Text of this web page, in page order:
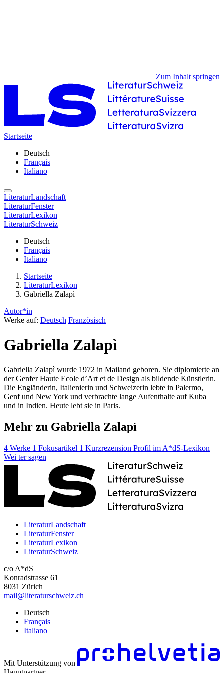
Zum Inhalt springen
Startseite
Deutsch
Français
Italiano
LiteraturLandschaft
LiteraturFenster
LiteraturLexikon
LiteraturSchweiz
Deutsch
Français
Italiano
Startseite
LiteraturLexikon
Gabriella Zalapì
Autor*in
Werke auf: Deutsch Französisch
Gabriella Zalapì
Gabriella Zalapì wurde 1972 in Mailand geboren. Sie diplomierte an
der Genfer Haute Ecole d’Art et de Design als bildende Künstlerin.
Die Engländerin, Italienierin und Schweizerin lebte in Palermo,
Genf und New York und verbrachte lange Aufenthalte auf Kuba
und in Indien. Heute lebt sie in Paris.
Mehr zu Gabriella Zalapì
4 Werke 1 Fokusartikel 1 Kurzrezension Profil im A*dS-Lexikon
Wei ter sagen
LiteraturLandschaft
LiteraturFenster
LiteraturLexikon
LiteraturSchweiz
c/o A*dS
Konradstrasse 61
8031 Zürich
mail@literaturschweiz.ch
Deutsch
Français
Italiano
Mit Unterstützung von